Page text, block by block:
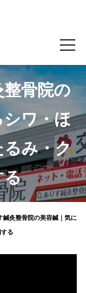
なるシワ・ほうれ
骨院の
ワ・ほ
るみ・ク
る
鍼灸整骨院の美容鍼｜気に
る